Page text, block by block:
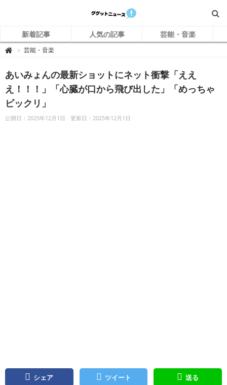
新着記事 人気の記事 芸能・音楽
 グ
ニ
ュ
ー
ス
芸能・音楽
あいみょんの最新ショットにネット衝撃「ええ
え！！！」「心臓が口から飛び出した」「めっちゃ
ビックリ」
公開日：2025年12月1日 更新日：2025年12月1日
シェア ツイート 送る